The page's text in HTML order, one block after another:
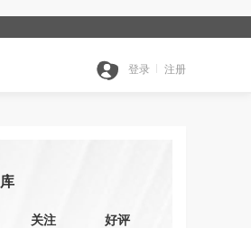
登录 注册
关注 好评